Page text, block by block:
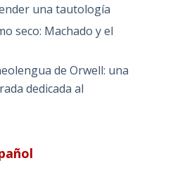
una tautología
seco: Machado y el
de Orwell: una
dedicada al